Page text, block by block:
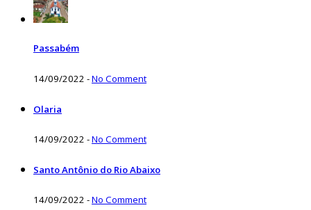
Passabém
14/09/2022 -No Comment
Olaria
14/09/2022 -No Comment
Santo Antônio do Rio Abaixo
14/09/2022 -No Comment